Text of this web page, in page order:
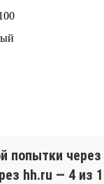
попытки
hh.ru — 4 из